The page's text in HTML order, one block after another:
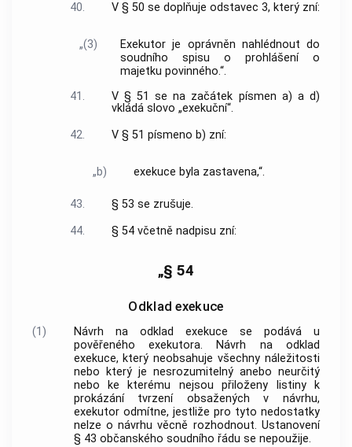
40. V § 50 se doplňuje odstavec 3, který zní:
„(3)
Exekutor je oprávněn nahlédnout do
soudního spisu o prohlášení o
majetku povinného.“.
41.
V § 51 se na začátek písmen a) a d)
vkládá slovo „exekuční“.
42.
V § 51 písmeno b) zní:
„b) exekuce byla zastavena,“.
43.
§ 53 se zrušuje.
44.
§ 54 včetně nadpisu zní:
„§ 54
Odklad exekuce
(1)
Návrh na odklad exekuce se podává u
pověřeného exekutora. Návrh na odklad
exekuce, který neobsahuje všechny náležitosti
nebo který je nesrozumitelný anebo neurčitý
nebo ke kterému nejsou přiloženy listiny k
prokázání tvrzení obsažených v návrhu,
exekutor odmítne, jestliže pro tyto nedostatky
nelze o návrhu věcně rozhodnout. Ustanovení
§ 43 občanského soudního řádu se nepoužije.